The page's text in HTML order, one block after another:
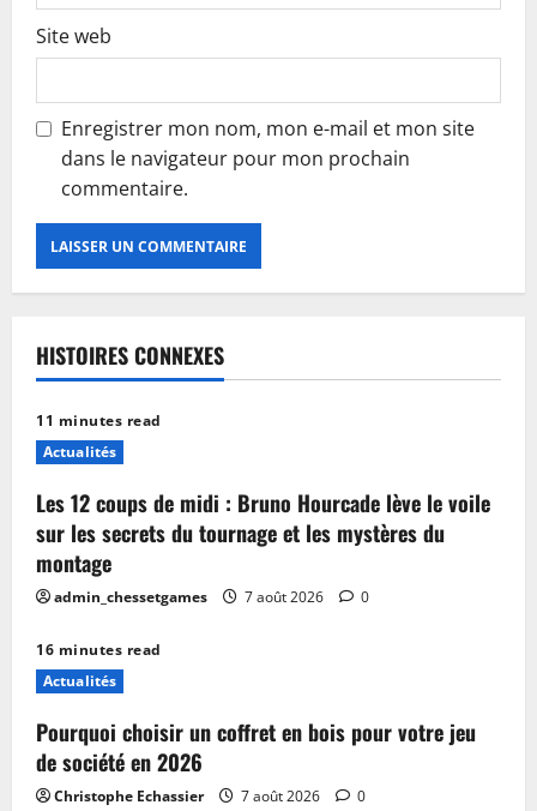
Site web
Enregistrer mon nom, mon e-mail et mon site
dans le navigateur pour mon prochain
commentaire.
HISTOIRES CONNEXES
11 minutes read
Actualités
Les 12 coups de midi : Bruno Hourcade lève le voile
sur les secrets du tournage et les mystères du
montage
admin_chessetgames 7 août 2026 0
16 minutes read
Actualités
Pourquoi choisir un coffret en bois pour votre jeu
de société en 2026
Christophe Echassier 7 août 2026 0